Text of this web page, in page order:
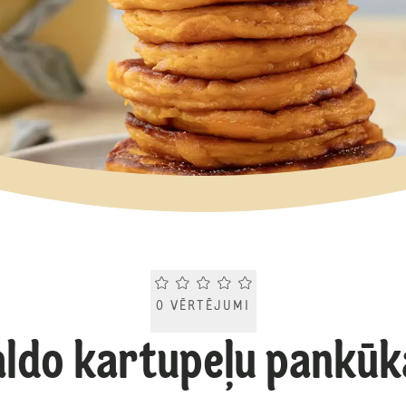
Current rating 0.0. Click to rate.
0 VĒRTĒJUMI
kartupeļu